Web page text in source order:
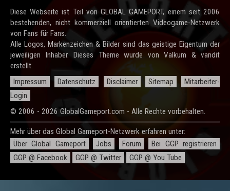
Diese Webseite ist Teil von GLOBAL GAMEPORT, einem seit 2006
bestehenden, nicht kommerziell orientierten Videogame-Netzwerk
von Fans für Fans.
Alle Logos, Markenzeichen & Bilder sind das geistige Eigentum der
jeweiligen Inhaber. Dieses Theme wurde von Valkum & vandit
erstellt.
Impressum
Datenschutz Disclaimer Sitemap
Mitarbeiter-
Login
© 2006 - 2026 GlobalGameport.com - Alle Rechte vorbehalten.
Mehr über das Global Gameport-Netzwerk erfahren unter:
Über Global Gameport
Jobs Forum
Bei GGP registrieren
GGP @ Facebook
GGP @ Twitter GGP @ You Tube